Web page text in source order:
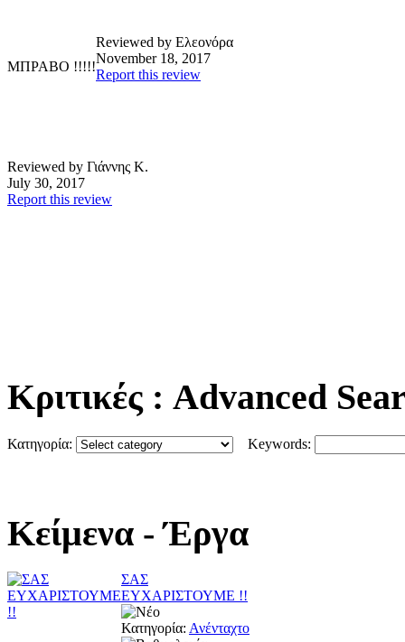
ΜΠΡΑΒΟ !!!!!
Reviewed by Ελεονόρα
November 18, 2017
Report this review
Reviewed by Γιάννης Κ.
July 30, 2017
Report this review
Κριτικές : Advanced
Κατηγορία: Keywords:
Κείμενα - Έργα
ΣΑΣ
ΕΥΧΑΡΙΣΤΟΥΜΕ !!
Κατηγορία: Ανένταχτο